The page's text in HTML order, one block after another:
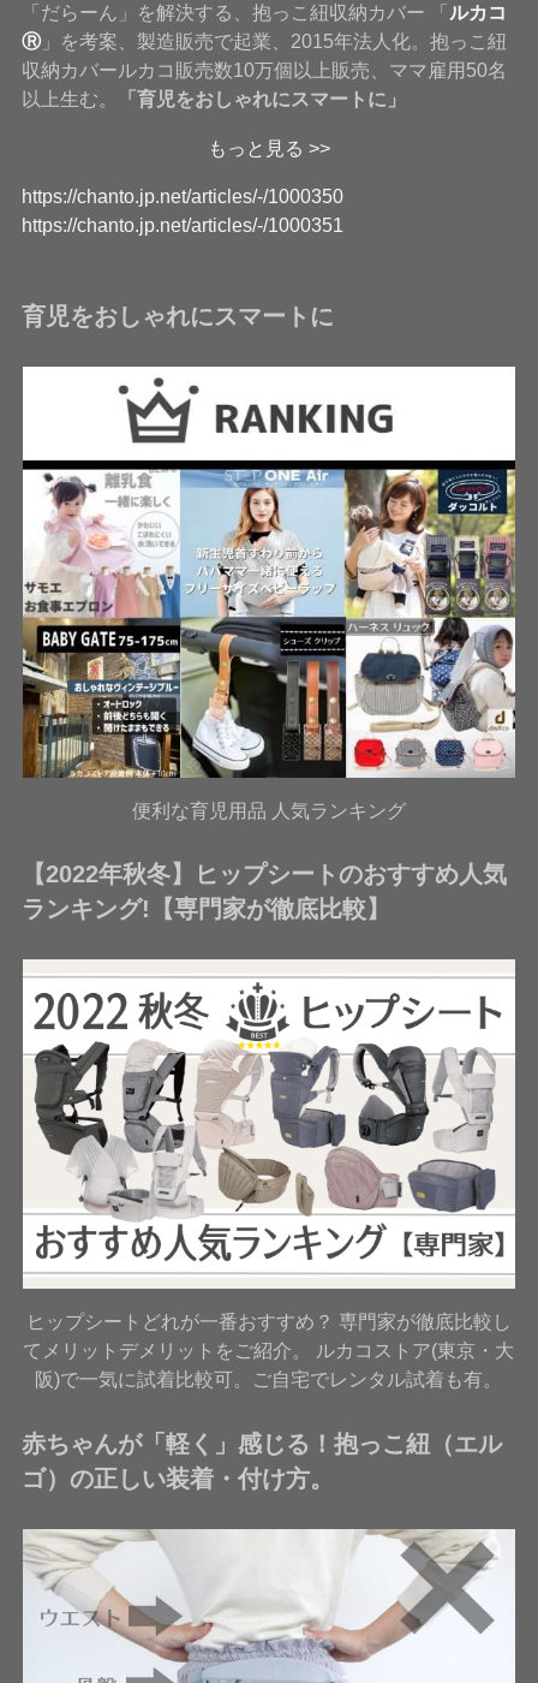
「だらーん」を解決する、抱っこ紐収納カバー 「ルカコ
Ⓡ」を考案、製造販売で起業、2015年法人化。抱っこ紐
収納カバールカコ販売数10万個以上販売、ママ雇用50名
以上生む。
「育児をおしゃれにスマートに」
もっと見る >>
https://chanto.jp.net/articles/-/1000350
https://chanto.jp.net/articles/-/1000351
育児をおしゃれにスマートに
便利な育児用品 人気ランキング
【2022年秋冬】ヒップシートのおすすめ人気
ランキング!【専門家が徹底比較】
ヒップシートどれが一番おすすめ？ 専門家が徹底比較し
てメリットデメリットをご紹介。 ルカコストア(東京・大
阪)で一気に試着比較可。ご自宅でレンタル試着も有。
赤ちゃんが「軽く」感じる！抱っこ紐（エル
ゴ）の正しい装着・付け方。